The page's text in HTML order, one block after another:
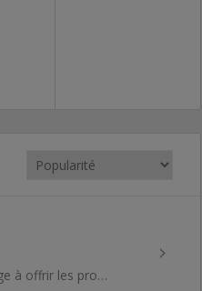
Temu (tee-moo) est une place de marché en ligne qui s'engage à offrir les produits de qualité les plus abordables.